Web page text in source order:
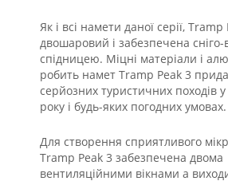
Як і всі намети даної серії, Tramp
двошаровий і забезпечена сніго-
спідницею. Міцні матеріали і
робить намет Tramp Peak 3
серйозних туристичних походів
року і будь-яких погодних умовах.
Для створення сприятливого
Tramp Peak 3 забезпечена двома
вентиляційними вікнами а